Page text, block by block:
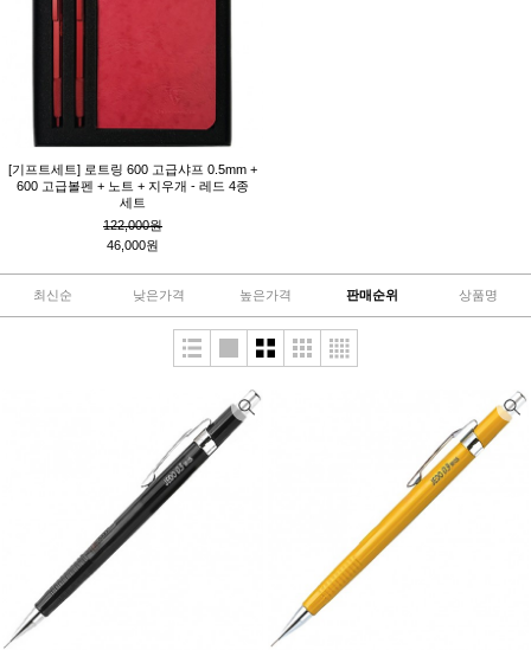
[기프트세트] 로트링 600 고급샤프 0.5mm +
600 고급볼펜 + 노트 + 지우개 - 레드 4종
세트
122,000원
46,000원
최신순 낮은가격 높은가격 판매순위 상품명